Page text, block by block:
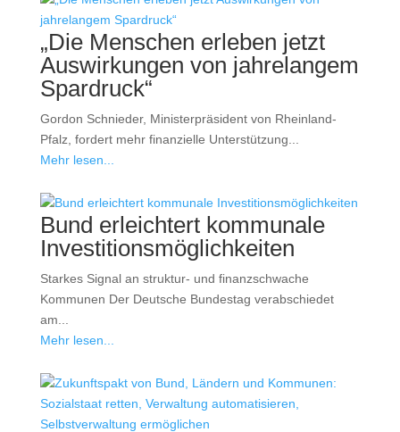
„Die Menschen erleben jetzt
Auswirkungen von jahrelangem
Spardruck“
Gordon Schnieder, Ministerpräsident von Rheinland-
Pfalz, fordert mehr finanzielle Unterstützung...
Mehr lesen...
Bund erleichtert kommunale
Investitionsmöglichkeiten
Starkes Signal an struktur- und finanzschwache
Kommunen Der Deutsche Bundestag verabschiedet
am...
Mehr lesen...